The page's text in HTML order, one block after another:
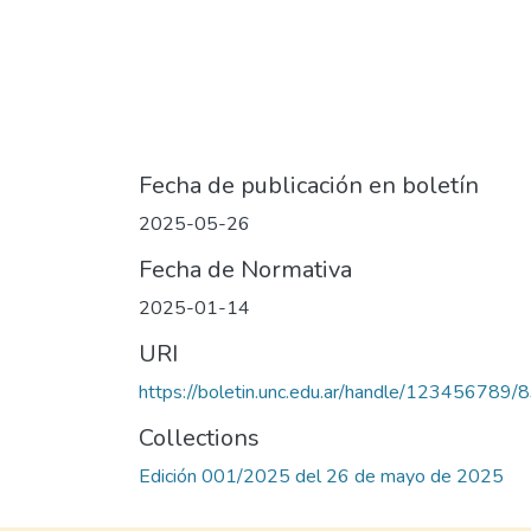
Fecha de publicación en boletín
2025-05-26
Fecha de Normativa
2025-01-14
URI
https://boletin.unc.edu.ar/handle/123456789/
Collections
Edición 001/2025 del 26 de mayo de 2025